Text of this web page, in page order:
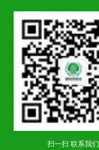
扫一扫 联系我们